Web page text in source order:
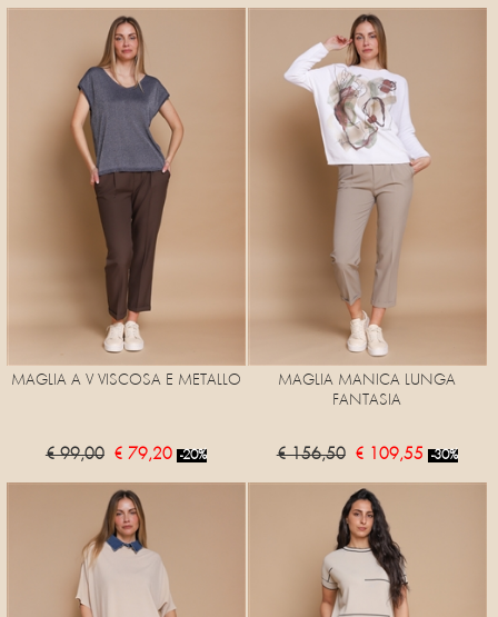
MAGLIA A V VISCOSA E METALLO
€ 99,00 € 79,20 -20%
MAGLIA MANICA LUNGA
FANTASIA
€ 156,50 € 109,55 -30%